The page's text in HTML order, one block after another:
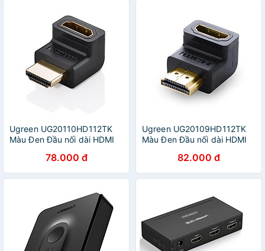
Ugreen UG20110HD112TK
Màu Đen Đầu nối dài HDMI
78.000 đ
Ugreen UG20109HD112TK
Màu Đen Đầu nối dài HDMI
82.000 đ